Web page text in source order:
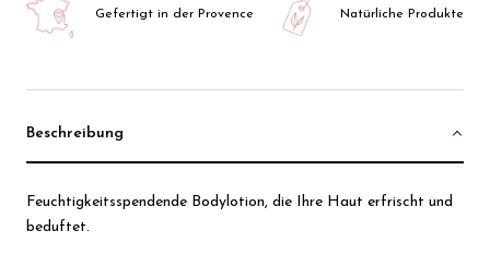
Gefertigt in der Provence Natürliche Produkte
Beschreibung
Feuchtigkeitsspendende Bodylotion, die Ihre Haut erfrischt und
beduftet.